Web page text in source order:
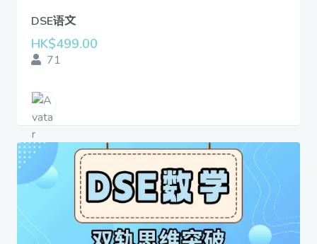
DSE语文
HK$499.00
71